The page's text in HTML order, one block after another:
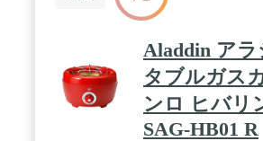
Aladdin ア
タブルガス
ンロ ヒバリ
SAG-HB01 R